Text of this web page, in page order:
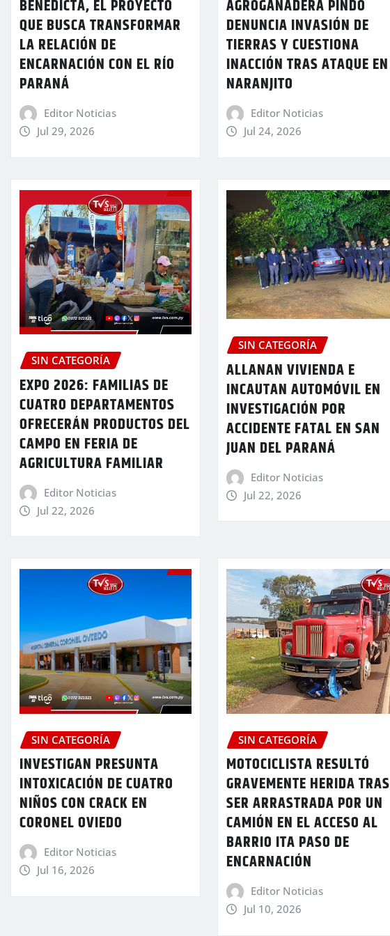
BENEDICTA, EL PROYECTO
QUE BUSCA TRANSFORMAR
LA RELACIÓN DE
ENCARNACIÓN CON EL RÍO
PARANÁ
Editor Noticias
Jul 29, 2026
AGROGANADERA PINDÓ
DENUNCIA INVASIÓN DE
TIERRAS Y CUESTIONA
INACCIÓN TRAS ATAQUE EN
NARANJITO
Editor Noticias
Jul 24, 2026
SIN CATEGORÍA
EXPO 2026: FAMILIAS DE
CUATRO DEPARTAMENTOS
OFRECERÁN PRODUCTOS DEL
CAMPO EN FERIA DE
AGRICULTURA FAMILIAR
Editor Noticias
Jul 22, 2026
SIN CATEGORÍA
ALLANAN VIVIENDA E
INCAUTAN AUTOMÓVIL EN
INVESTIGACIÓN POR
ACCIDENTE FATAL EN SAN
JUAN DEL PARANÁ
Editor Noticias
Jul 22, 2026
SIN CATEGORÍA
INVESTIGAN PRESUNTA
INTOXICACIÓN DE CUATRO
NIÑOS CON CRACK EN
CORONEL OVIEDO
Editor Noticias
Jul 16, 2026
SIN CATEGORÍA
MOTOCICLISTA RESULTÓ
GRAVEMENTE HERIDA TRAS
SER ARRASTRADA POR UN
CAMIÓN EN EL ACCESO AL
BARRIO ITA PASO DE
ENCARNACIÓN
Editor Noticias
Jul 10, 2026